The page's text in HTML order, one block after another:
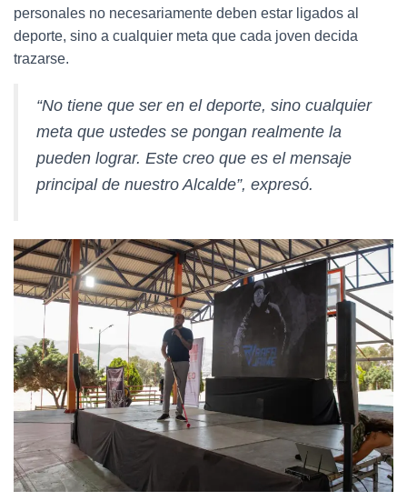
personales no necesariamente deben estar ligados al
deporte, sino a cualquier meta que cada joven decida
trazarse.
“No tiene que ser en el deporte, sino cualquier
meta que ustedes se pongan realmente la
pueden lograr. Este creo que es el mensaje
principal de nuestro Alcalde”, expresó.